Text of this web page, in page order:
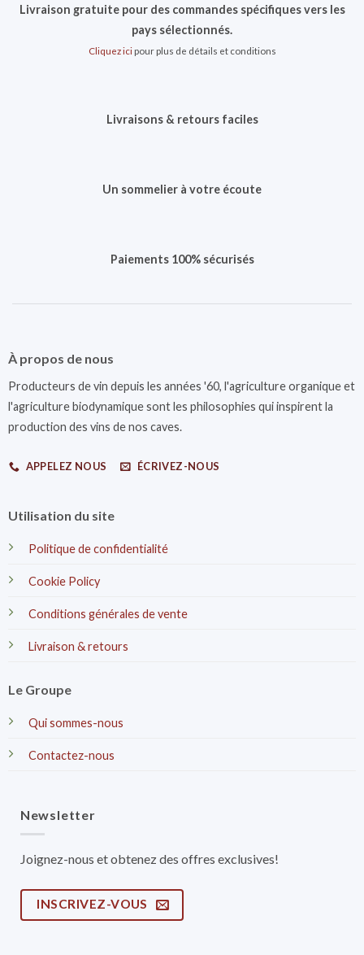
Livraison gratuite pour des commandes spécifiques vers les
pays sélectionnés.
Cliquez icipour plus de détails et conditions
Livraisons & retours faciles
Un sommelier à votre écoute
Paiements 100% sécurisés
À propos de nous
Producteurs de vin depuis les années '60, l'agriculture organique et
l'agriculture biodynamique sont les philosophies qui inspirent la
production des vins de nos caves.
APPELEZ NOUS ÉCRIVEZ-NOUS
Utilisation du site
Politique de confidentialité
Cookie Policy
Conditions générales de vente
Livraison & retours
Le Groupe
Qui sommes-nous
Contactez-nous
Newsletter
Joignez-nous et obtenez des offres exclusives!
INSCRIVEZ-VOUS